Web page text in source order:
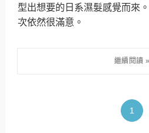
型出想要的日系濕髮感覺而來
次依然很滿意。
1